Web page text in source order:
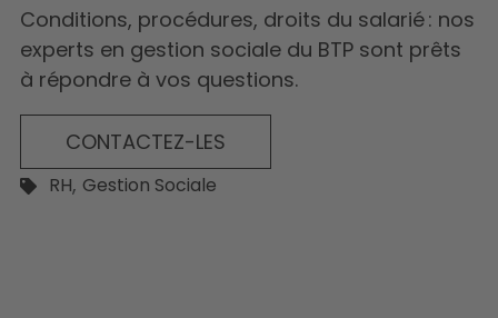
Conditions, procédures, droits du salarié : nos
experts en gestion sociale du BTP sont prêts
à répondre à vos questions.
CONTACTEZ-LES
RH, Gestion Sociale